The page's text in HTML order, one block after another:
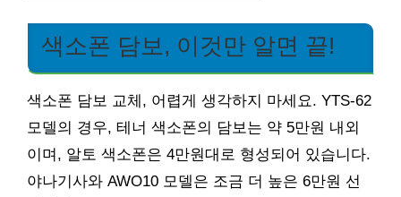
색소폰 담보, 이것만 알면 끝!
색소폰 담보 교체, 어렵게 생각하지 마세요. YTS-62
모델의 경우, 테너 색소폰의 담보는 약 5만원 내외
이며, 알토 색소폰은 4만원대로 형성되어 있습니다.
야나기사와 AWO10 모델은 조금 더 높은 6만원 선